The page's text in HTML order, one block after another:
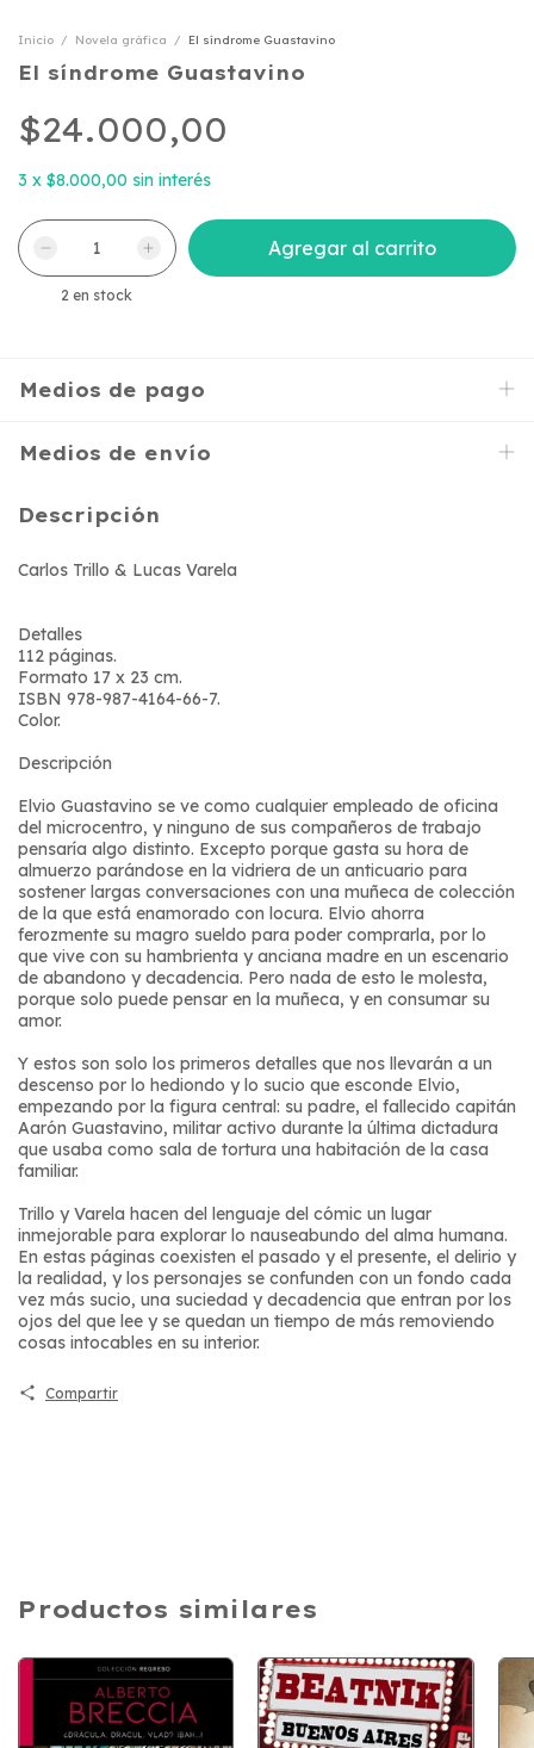
Inicio / Novela gráfica / El síndrome Guastavino
El síndrome Guastavino
$24.000,00
3 x $8.000,00 sin interés
2 en stock
Medios de pago
Medios de envío
Descripción
Carlos Trillo & Lucas Varela
Detalles
112 páginas.
Formato 17 x 23 cm.
ISBN 978-987-4164-66-7.
Color.
Descripción
Elvio Guastavino se ve como cualquier empleado de oficina
del microcentro, y ninguno de sus compañeros de trabajo
pensaría algo distinto. Excepto porque gasta su hora de
almuerzo parándose en la vidriera de un anticuario para
sostener largas conversaciones con una muñeca de colección
de la que está enamorado con locura. Elvio ahorra
ferozmente su magro sueldo para poder comprarla, por lo
que vive con su hambrienta y anciana madre en un escenario
de abandono y decadencia. Pero nada de esto le molesta,
porque solo puede pensar en la muñeca, y en consumar su
amor.
Y estos son solo los primeros detalles que nos llevarán a un
descenso por lo hediondo y lo sucio que esconde Elvio,
empezando por la figura central: su padre, el fallecido capitán
Aarón Guastavino, militar activo durante la última dictadura
que usaba como sala de tortura una habitación de la casa
familiar.
Trillo y Varela hacen del lenguaje del cómic un lugar
inmejorable para explorar lo nauseabundo del alma humana.
En estas páginas coexisten el pasado y el presente, el delirio y
la realidad, y los personajes se confunden con un fondo cada
vez más sucio, una suciedad y decadencia que entran por los
ojos del que lee y se quedan un tiempo de más removiendo
cosas intocables en su interior.
Compartir
Productos similares